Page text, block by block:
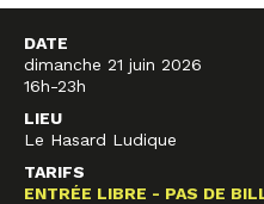
DATE
dimanche 21 juin 2026
16h-23h
LIEU
Le Hasard Ludique
TARIFS
ENTRÉE LIBRE - PAS DE